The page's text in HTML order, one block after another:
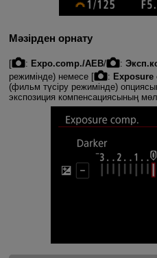
Мәзірден орнату
[ : Expo.comp./AEB/ :
режимінде) немесе [
: Exposure
(фильм түсіру режимінде)
экспозиция компенсациясының